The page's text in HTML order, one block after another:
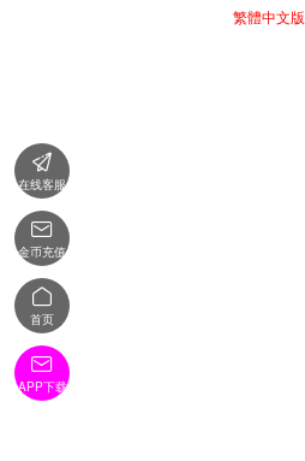
繁體中文版

在线客服

金币充值

首页

APP下载